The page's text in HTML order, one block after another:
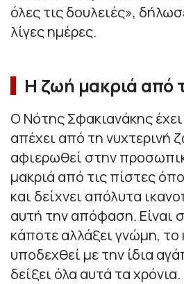
όλες τις δουλειές»,
λίγες ημέρες.
Η ζωή μακριά από
Ο Νότης Σφακιανάκης έχει
απέχει από τη νυχτερινή
αφιερωθεί στην
μακριά από τις πίστες
και δείχνει απόλυτα
αυτή την απόφαση. Είναι
κάποτε αλλάξει γνώμη, το
υποδεχθεί με την ίδια
δείξει όλα αυτά τα χρόνια.